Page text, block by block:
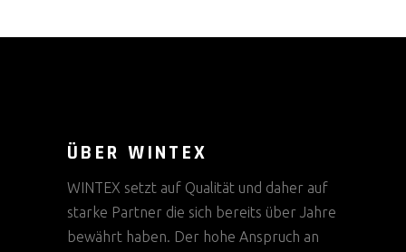
ÜBER WINTEX
WINTEX setzt auf Qualität und daher auf
starke Partner die sich bereits über Jahre
bewährt haben. Der hohe Anspruch an